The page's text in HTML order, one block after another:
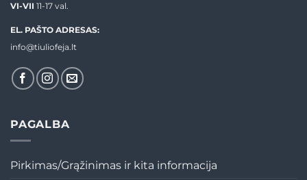
VI-VII 11-17 val.
EL. PAŠTO ADRESAS:
info@tiuliofeja.lt
PAGALBA
Pirkimas/Grąžinimas ir kita informacija